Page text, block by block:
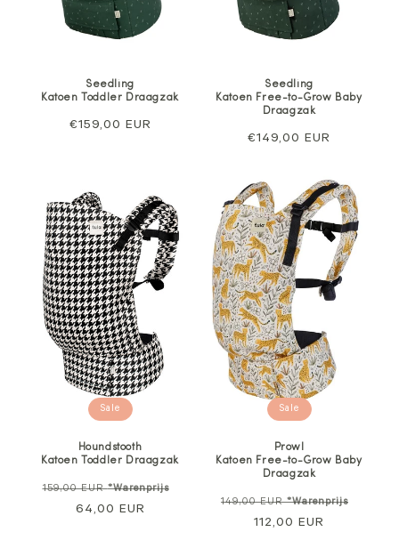
Seedling
Katoen Toddler Draagzak
Normale
€159,00 EUR
Seedling
Katoen Free-to-Grow Baby
Draagzak
Normale
€149,00 EUR
Sale
Houndstooth
Katoen Toddler Draagzak
Normale
159,00 EUR*Warenprijs
64,00 EUR
Sale
Prowl
Katoen Free-to-Grow Baby
Draagzak
Normale
149,00 EUR*Warenprijs
112,00 EUR